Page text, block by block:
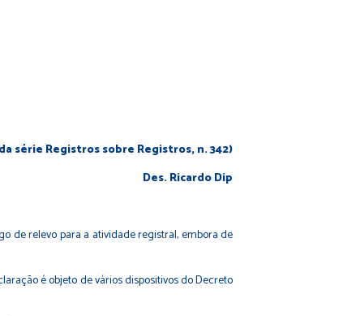
série Registros sobre Registros, n. 342)
Des. Ricardo Dip
relevo para a atividade registral, embora de
é objeto de vários dispositivos do Decreto